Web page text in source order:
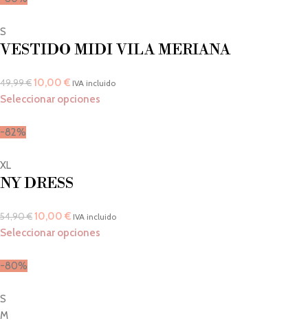
S
VESTIDO MIDI VILA MERIANA
49,99€10,00 € IVA incluido
Seleccionar opciones
-82%
XL
NY DRESS
54,90€10,00 € IVA incluido
Seleccionar opciones
-80%
S
M